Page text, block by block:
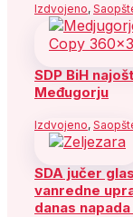
Izdvojeno,
SDP BiH
Međugorju
Izdvojeno,
SDA jučer
vanredne
danas